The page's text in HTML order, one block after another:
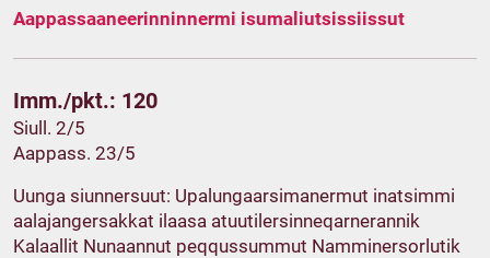
Aappassaaneerinninnermi isumaliutsissiissut
Imm./pkt.: 120
Siull. 2/5
Aappass. 23/5
Uunga siunnersuut: Upalungaarsimanermut inatsimmi
aalajangersakkat ilaasa atuutilersinneqarnerannik
Kalaallit Nunaannut peqqussummut Namminersorlutik